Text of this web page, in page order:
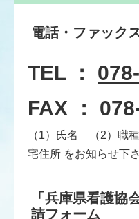
電話・ファック
TEL ：
FAX ：
（1）氏名 （2）職
宅住所 をお知らせ下さ
「兵庫県看護協
請フォーム